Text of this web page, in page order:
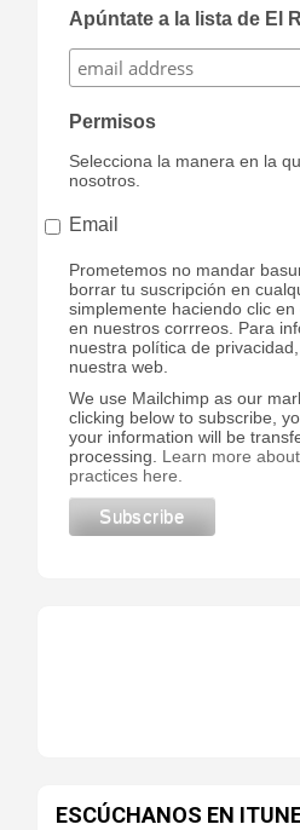
Apúntate a la lista de El
Permisos
Selecciona la manera en la
nosotros.
Email
Prometemos no mandar
borrar tu suscripción en
simplemente haciendo clic
en nuestros corrreos. Para
nuestra política de
nuestra web.
We use Mailchimp as our
clicking below to subscribe,
your information will be
processing. Learn more
practices here.
ESCÚCHANOS EN